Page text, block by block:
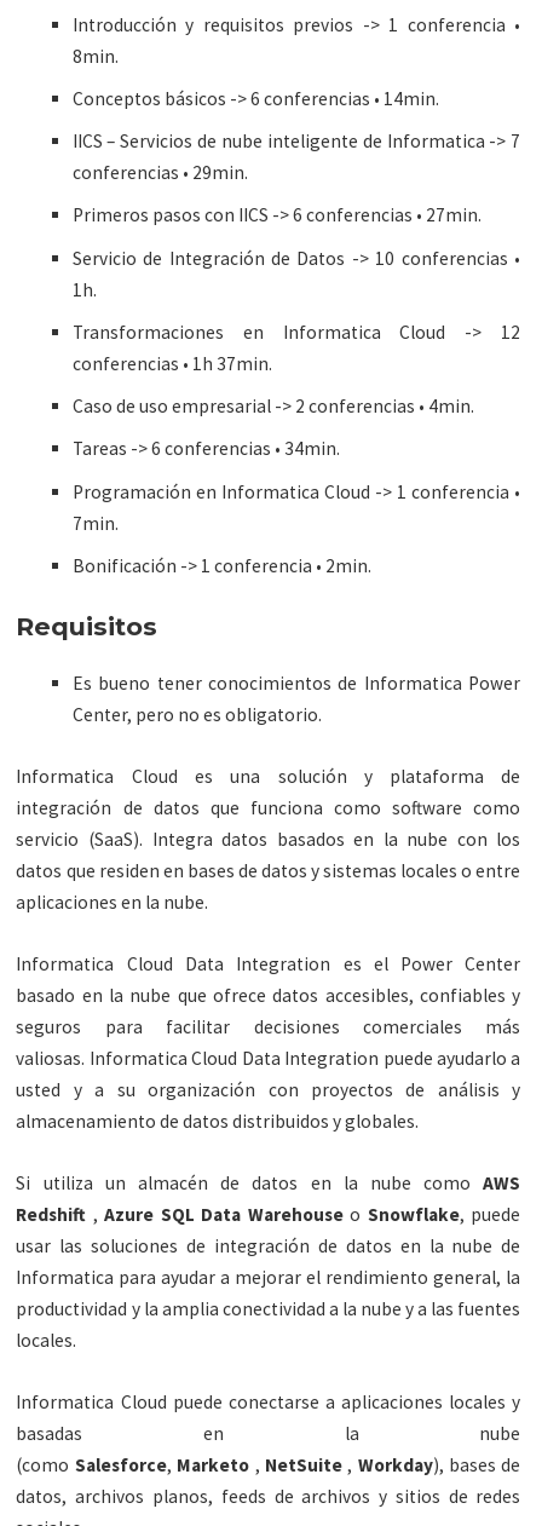
Introducción y requisitos previos -> 1 conferencia •
8min.
Conceptos básicos -> 6 conferencias • 14min.
IICS – Servicios de nube inteligente de Informatica -> 7
conferencias • 29min.
Primeros pasos con IICS -> 6 conferencias • 27min.
Servicio de Integración de Datos -> 10 conferencias •
1h.
Transformaciones en Informatica Cloud -> 12
conferencias • 1h 37min.
Caso de uso empresarial -> 2 conferencias • 4min.
Tareas -> 6 conferencias • 34min.
Programación en Informatica Cloud -> 1 conferencia •
7min.
Bonificación -> 1 conferencia • 2min.
Requisitos
Es bueno tener conocimientos de Informatica Power
Center, pero no es obligatorio.
Informatica Cloud es una solución y plataforma de
integración de datos que funciona como software como
servicio (SaaS). Integra datos basados ​​en la nube con los
datos que residen en bases de datos y sistemas locales o entre
aplicaciones en la nube.
Informatica Cloud Data Integration es el Power Center
basado en la nube que ofrece datos accesibles, confiables y
seguros para facilitar decisiones comerciales más
valiosas. Informatica Cloud Data Integration puede ayudarlo a
usted y a su organización con proyectos de análisis y
almacenamiento de datos distribuidos y globales.
Si utiliza un almacén de datos en la nube comoAWS
Redshift ,Azure SQL Data Warehouseo Snowflake, puede
usar las soluciones de integración de datos en la nube de
Informatica para ayudar a mejorar el rendimiento general, la
productividad y la amplia conectividad a la nube y a las fuentes
locales.
Informatica Cloud puede conectarse a aplicaciones locales y
basadas en la nube
(como Salesforce, Marketo , NetSuite, Workday), bases de
datos, archivos planos, feeds de archivos y sitios de redes